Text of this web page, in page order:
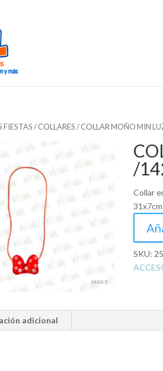
FIESTAS/COLLARES/ COLLAR MOÑO MIN
/
Collar
31x7cm
SKU:
adicional